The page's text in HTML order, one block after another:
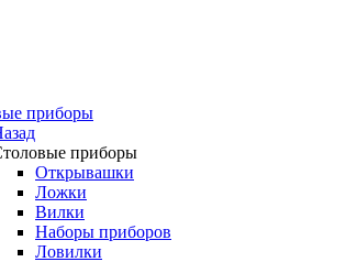
приборы
приборы
Открывашки
Ложки
Вилки
Наборы приборов
Ловилки